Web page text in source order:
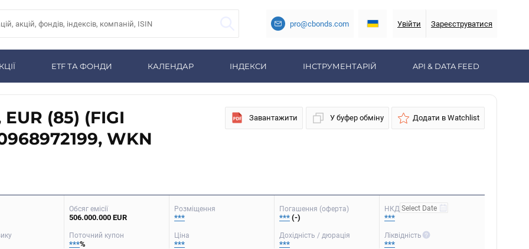
pro@cbonds.com Увійти Зареєструватися
ETF ТА ФОНДИ КАЛЕНДАР ІНДЕКСИ ІНСТРУМЕНТАРІЙ API & DATA FEED
(85) (FIGI
WKN
Завантажити У буфер обміну Додати в Watchlist
Обсяг емісії
506.000.000 EUR
Розміщення
***
Погашення (оферта)
*** (-)
НКД
***
Поточний купон
***%
Ціна
***
Дохідність / дюрація
***
Ліквідність
***